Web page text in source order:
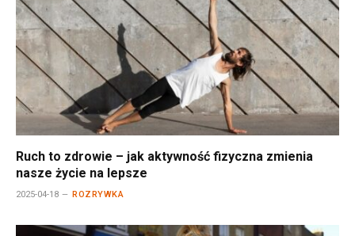
Ruch to zdrowie – jak aktywność fizyczna zmienia
nasze życie na lepsze
2025-04-18 ROZRYWKA